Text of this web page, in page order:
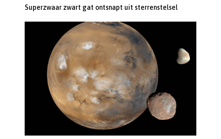
Superzwaar zwart gat ontsnapt uit sterrenstelsel